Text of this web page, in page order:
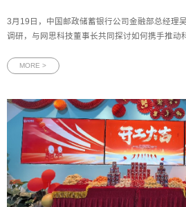
3月19日，中国邮政储蓄银行公司金融部总经理
调研，与网思科技董事长共同探讨如何携手推动
副行长夏春林、马天楠，广东省分行公司金融部
MORE >